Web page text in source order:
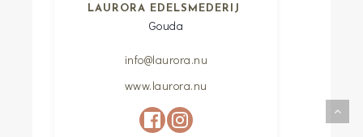
LAURORA EDELSMEDERIJ
Gouda
info@laurora.nu
www.laurora.nu